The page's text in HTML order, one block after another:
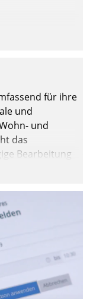
für ihre
und
und
das
Bearbeitung
Kanal